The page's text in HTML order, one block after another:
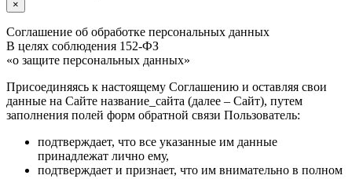
×
Соглашение об обработке персональных данных
В целях соблюдения 152-ФЗ
«о защите персональных данных»
Присоединяясь к настоящему Соглашению и оставляя свои
данные на Сайте название_сайта (далее – Сайт), путем
заполнения полей форм обратной связи Пользователь:
подтверждает, что все указанные им данные
принадлежат лично ему,
подтверждает и признает, что им внимательно в полном